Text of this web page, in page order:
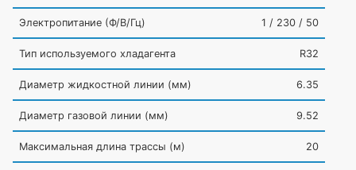
Электропитание (Ф/В/Гц) 1 / 230 / 50
Тип используемого хладагента R32
Диаметр жидкостной линии (мм) 6.35
Диаметр газовой линии (мм) 9.52
Максимальная длина трассы (м) 20